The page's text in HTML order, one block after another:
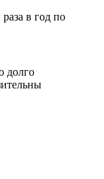
в год по
долго